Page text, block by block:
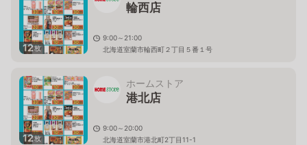
12枚
輪西店
9:00～21:00
北海道室蘭市輪西町２丁目５番１号
12枚
ホームストア
港北店
9:00～20:00
北海道室蘭市港北町2丁目11-1